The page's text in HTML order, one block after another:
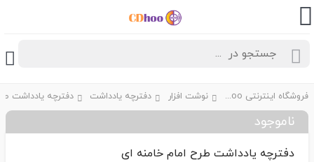
فروشگاه اینترنتی CDhoo نوشت افزار دفترچه یادداشت
ناموجود
دفترچه یادداشت طرح امام خامنه ای